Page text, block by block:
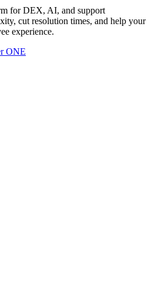
for DEX, AI, and support
cut resolution times, and help your
experience.
ONE